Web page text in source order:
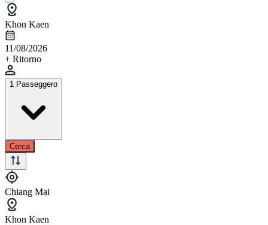
Khon Kaen
11/08/2026
+ Ritorno
1 Passeggero
Cerca
Chiang Mai
Khon Kaen